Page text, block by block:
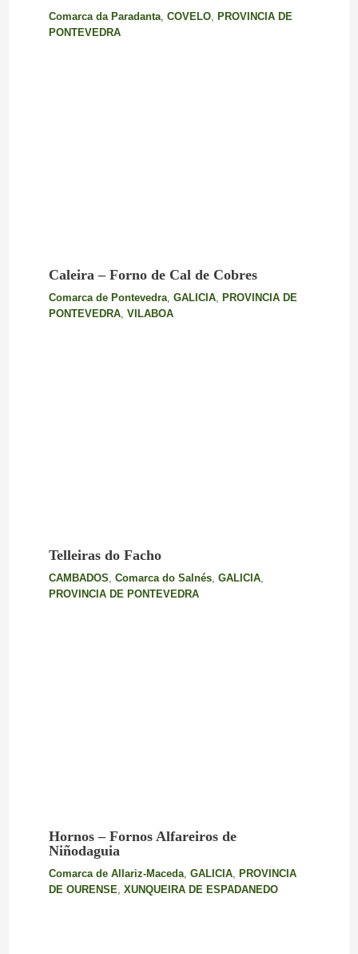
Comarca da Paradanta, COVELO, PROVINCIA DE
PONTEVEDRA
Caleira – Forno de Cal de Cobres
Comarca de Pontevedra, GALICIA,
PROVINCIA DE
PONTEVEDRA, VILABOA
Telleiras do Facho
CAMBADOS, Comarca do Salnés, GALICIA,
PROVINCIA DE PONTEVEDRA
Hornos – Fornos Alfareiros de
Niñodaguia
Comarca de Allariz-Maceda, GALICIA, PROVINCIA
DE OURENSE, XUNQUEIRA DE ESPADANEDO